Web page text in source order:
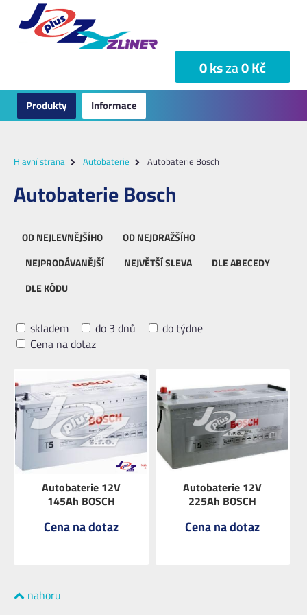
0 ksza0 Kč
Produkty Informace
Hlavní strana Autobaterie Autobaterie Bosch
Autobaterie Bosch
OD NEJLEVNĚJŠÍHO
OD NEJDRAŽŠÍHO
NEJPRODÁVANĚJŠÍ
NEJVĚTŠÍ SLEVA
DLE ABECEDY
DLE KÓDU
skladem do 3 dnů
do týdne
Cena na dotaz
Autobaterie 12V
145Ah BOSCH
Cena na dotaz
Autobaterie 12V
225Ah BOSCH
Cena na dotaz
nahoru